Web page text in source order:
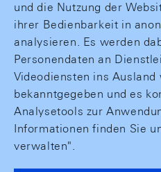
und die Nutzung der
ihrer Bedienbarkeit in
analysieren. Es werden
Personendaten an
Videodiensten ins
bekanntgegeben und es
Analysetools zur
Informationen finden Sie
verwalten".